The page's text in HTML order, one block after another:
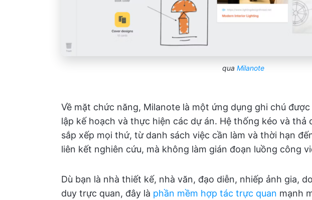
qua Milanote
Về mặt chức năng, Milanote là một ứng dụng ghi chú
lập kế hoạch và thực hiện các dự án. Hệ thống kéo và thả
sắp xếp mọi thứ, từ danh sách việc cần làm và thời hạn
liên kết nghiên cứu, mà không làm gián đoạn luồng công
Dù bạn là nhà thiết kế, nhà văn, đạo diễn, nhiếp ảnh gia,
duy trực quan, đây là phần mềm hợp tác trực quan mạnh